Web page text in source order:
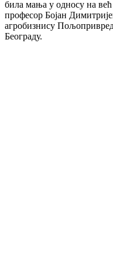
била мања у односу на
професор Бојан
агробизнису
Београду.